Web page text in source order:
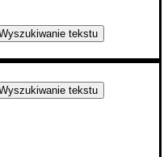
tekstu
tekstu